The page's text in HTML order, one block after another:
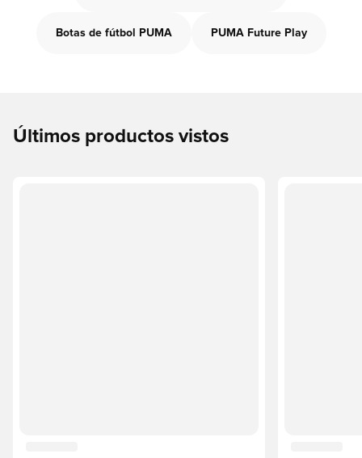
Botas de fútbol PUMA PUMA Future Play
Últimos productos vistos